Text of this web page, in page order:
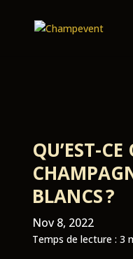
QU’EST-CE
BLANCS ?
Nov 8, 2022
Temps de lecture : 3